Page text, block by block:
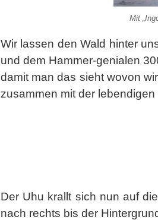
Mit
Wir lassen den Wald hinter
und dem Hammer-genialen
damit man das sieht wovon
zusammen mit der lebendigen
Der Uhu krallt sich nun auf
nach rechts bis der